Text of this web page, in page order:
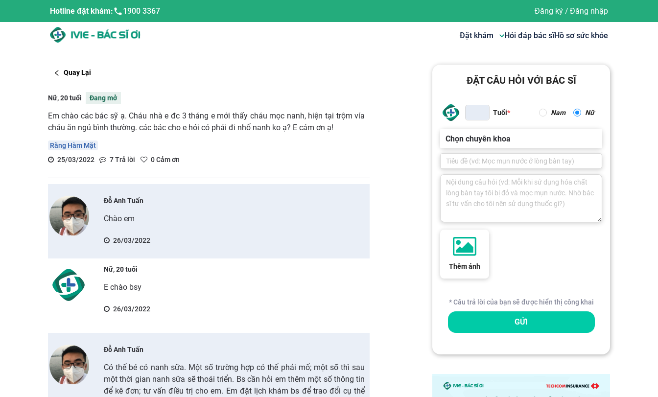
Hotline đặt khám: 1900 3367 Đăng ký/ Đăng nhập
Đặt khám Hỏi đáp bác sĩHồ sơ sức khỏe
Quay Lại
Nữ, 20 tuổi Đang mở
Em chào các bác sỹ ạ. Cháu nhà e đc 3 tháng e mới thấy cháu mọc nanh, hiện tại trộm vía
cháu ăn ngủ bình thường. các bác cho e hỏi có phải đi nhổ nanh ko ạ? E cảm ơn ạ!
Răng Hàm Mặt
25/03/2022
7Trả lời 0Cảm ơn
Đỗ Anh Tuấn
Chào em
26/03/2022
Nữ, 20 tuổi
E chào bsy
26/03/2022
Đỗ Anh Tuấn
Có thể bé có nanh sữa. Một số trường hợp có thể phải mổ; một số thì sau
một thời gian nanh sữa sẽ thoái triển. Bs cần hỏi em thêm một số thông tin
để kê đơn; tư vấn điều trị cho em. Em đặt lịch khám bs để trao đổi cụ thể
ĐẶT CÂU HỎI VỚI BÁC SĨ
Tuổi Nam Nữ
Chọn chuyên khoa
Thêm ảnh
* Câu trả lời của bạn sẽ được hiển thị công khai
GỬI